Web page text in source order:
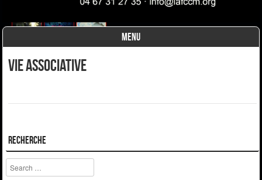
MENU
Vie associative
Recherche
Search